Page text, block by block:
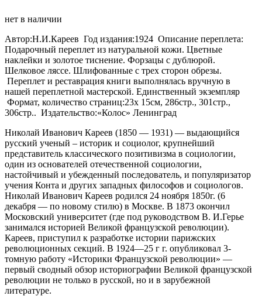
нет в наличии
Автор:Н.И.Кареев Год издания:1924 Описание переплета:
Подарочный переплет из натуральной кожи. Цветные
наклейки и золотое тиснение. Форзацы с дублюрой.
Шелковое ляссе. Шлифованные с трех сторон обрезы.
Переплет и реставрация книги выполнялась вручную в
нашей переплетной мастерской. Единственный экземпляр
Формат, количество страниц:23х 15см, 286стр., 301стр.,
306стр.. Издательство:«Колос» Ленинград
Николай Иванович Кареев (1850 — 1931) — выдающийся
русский ученый – историк и социолог, крупнейший
представитель классического позитивизма в социологии,
один из основателей отечественной социологии,
настойчивый и убежденный последователь, и популяризатор
учения Конта и других западных философов и социологов.
Николай Иванович Кареев родился 24 ноября 1850г. (6
декабря — по новому стилю) в Москве. В 1873 окончил
Московский университет (где под руководством В. И.Герье
занимался историей Великой французской революции).
Кареев, приступил к разработке истории парижских
революционных секций. В 1924—25 г г. опубликовал 3-
томную работу «Историки Французской революции» —
первый сводный обзор историографии Великой французской
революции не только в русской, но и в зарубежной
литературе.